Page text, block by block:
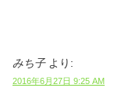
みち子 より:
2016年6月27日 9:25 AM